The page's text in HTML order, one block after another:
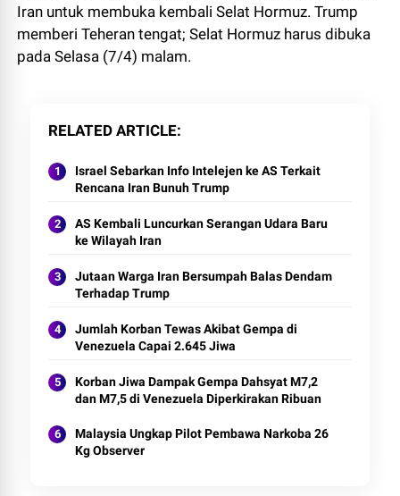
Iran untuk membuka kembali Selat Hormuz. Trump
memberi Teheran tengat; Selat Hormuz harus dibuka
pada Selasa (7/4) malam.
RELATED ARTICLE
Israel Sebarkan Info Intelejen ke AS Terkait
Rencana Iran Bunuh Trump
AS Kembali Luncurkan Serangan Udara Baru
ke Wilayah Iran
Jutaan Warga Iran Bersumpah Balas Dendam
Terhadap Trump
Jumlah Korban Tewas Akibat Gempa di
Venezuela Capai 2.645 Jiwa
Korban Jiwa Dampak Gempa Dahsyat M7,2
dan M7,5 di Venezuela Diperkirakan Ribuan
Malaysia Ungkap Pilot Pembawa Narkoba 26
Kg Observer